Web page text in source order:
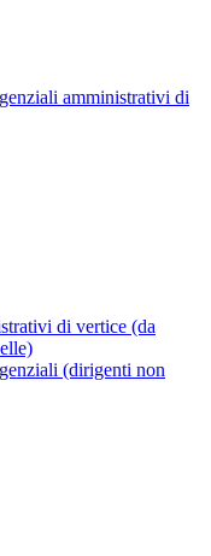
amministrativi di
di vertice (da
(dirigenti non